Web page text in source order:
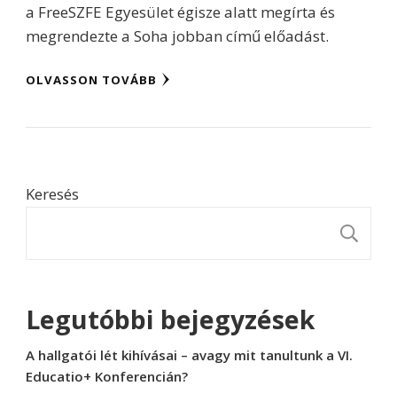
a FreeSZFE Egyesület égisze alatt megírta és
megrendezte a Soha jobban című előadást.
OLVASSON TOVÁBB
Keresés
Legutóbbi bejegyzések
A hallgatói lét kihívásai – avagy mit tanultunk a VI.
Educatio+ Konferencián?